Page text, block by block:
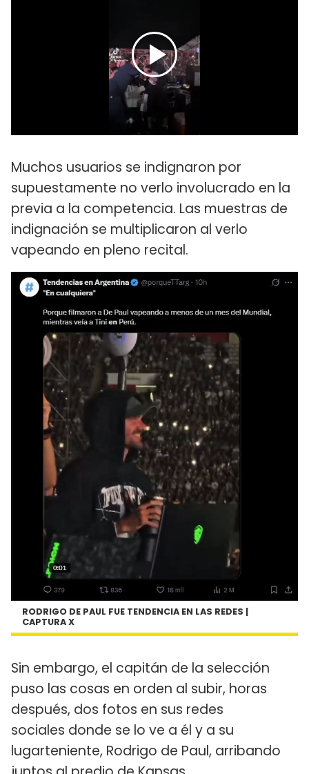
Muchos usuarios se indignaron por
supuestamente no verlo involucrado en la
previa a la competencia. Las muestras de
indignación se multiplicaron al verlo
vapeando en pleno recital.
RODRIGO DE PAUL FUE TENDENCIA EN LAS REDES |
CAPTURA X
Sin embargo, el capitán de la selección
puso las cosas en orden al subir, horas
después, dos fotos en sus redes
sociales donde se lo ve a él y a su
lugarteniente, Rodrigo de Paul, arribando